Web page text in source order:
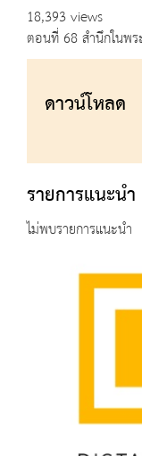
18,393 views
ตอนที่ 68 สำนึกในพ
ดาวน์โหลด
รายการแนะนำ
ไม่พบรายการแนะนำ